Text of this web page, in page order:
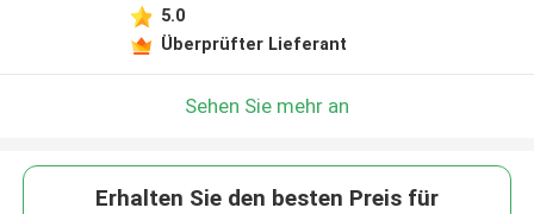
5.0
Überprüfter Lieferant
Sehen Sie mehr an
Erhalten Sie den besten Preis für